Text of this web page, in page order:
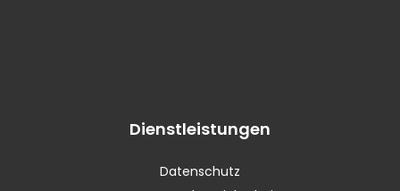
Dienstleistungen
Datenschutz